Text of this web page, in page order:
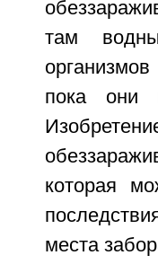
там
пока они
которая
места